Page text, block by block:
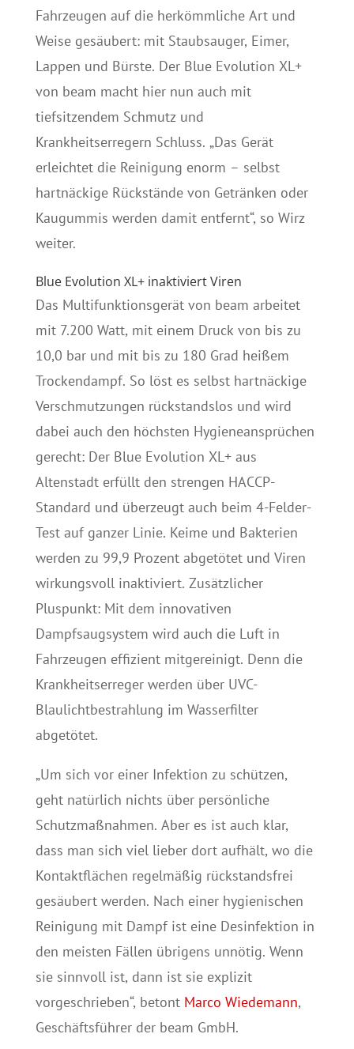
Fahrzeugen auf die herkömmliche Art und
Weise gesäubert: mit Staubsauger, Eimer,
Lappen und Bürste. Der Blue Evolution XL+
von beam macht hier nun auch mit
tiefsitzendem Schmutz und
Krankheitserregern Schluss. „Das Gerät
erleichtet die Reinigung enorm – selbst
hartnäckige Rückstände von Getränken oder
Kaugummis werden damit entfernt“, so Wirz
weiter.
Blue Evolution XL+ inaktiviert Viren
Das Multifunktionsgerät von beam arbeitet
mit 7.200 Watt, mit einem Druck von bis zu
10,0 bar und mit bis zu 180 Grad heißem
Trockendampf. So löst es selbst hartnäckige
Verschmutzungen rückstandslos und wird
dabei auch den höchsten Hygieneansprüchen
gerecht: Der Blue Evolution XL+ aus
Altenstadt erfüllt den strengen HACCP-
Standard und überzeugt auch beim 4-Felder-
Test auf ganzer Linie. Keime und Bakterien
werden zu 99,9 Prozent abgetötet und Viren
wirkungsvoll inaktiviert. Zusätzlicher
Pluspunkt: Mit dem innovativen
Dampfsaugsystem wird auch die Luft in
Fahrzeugen effizient mitgereinigt. Denn die
Krankheitserreger werden über UVC-
Blaulichtbestrahlung im Wasserfilter
abgetötet.
„Um sich vor einer Infektion zu schützen,
geht natürlich nichts über persönliche
Schutzmaßnahmen. Aber es ist auch klar,
dass man sich viel lieber dort aufhält, wo die
Kontaktflächen regelmäßig rückstandsfrei
gesäubert werden. Nach einer hygienischen
Reinigung mit Dampf ist eine Desinfektion in
den meisten Fällen übrigens unnötig. Wenn
sie sinnvoll ist, dann ist sie explizit
vorgeschrieben“, betont Marco Wiedemann,
Geschäftsführer der beam GmbH.